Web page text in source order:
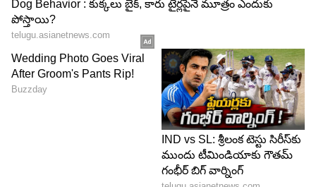
సునీల్, త్రివిక్రమ్, స్రవంతి రవికిశోర్ మధ్య మంచి
అనుబంధం ఉంది. స్రవంతి రవికిశోర్
చిత్రాల ద్వారానే త్రివిక్రమ్, సునీల్ ఇద్దరికీ లైఫ్ వచ్చింది.
నువ్వే కావాలి, నువ్వు నాకు, నచ్చావ్, నువ్వే నువ్వే ఇలా